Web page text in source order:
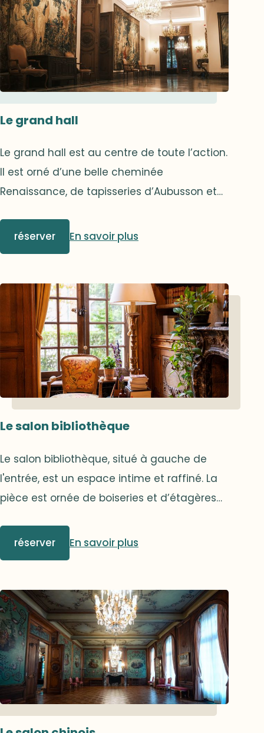
Le grand hall
Le grand hall est au centre de toute l’action.
Il est orné d’une belle cheminée
Renaissance, de tapisseries d’Aubusson et
bibliothèque Mazarine. Un très bel escalier
d’honneur permet de monter à l’étage.
moments les plus marquants de
l'association ont pris naissance, créant des
moments inoubliables pour certains de nos
membres.
réserver En savoir plus
Le salon bibliothèque
Le salon bibliothèque, situé à gauche de
l'entrée, est un espace intime et raffiné. La
pièce est ornée de boiseries et d’étagères
conversation. Une seconde porte, discrète,
permet de rejoindre le grand hall, renforçant
chaussée.Le salon bibliothèque se prête
parfaitement à des dîners en petit comité,
où l'on peut partager un moment convivial
dans une ambiance feutrée et accueillante.
réserver En savoir plus